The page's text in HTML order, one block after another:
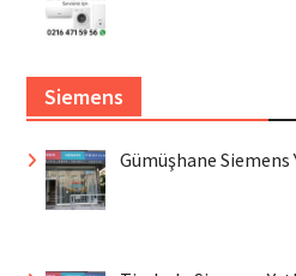
Siemens
Gümüşhane Siemens